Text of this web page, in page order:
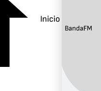
Inicio
Banda:FM